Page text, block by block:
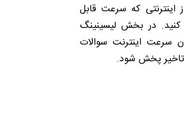
اینترنتی که سرعت قابل
کنید. در بخش لیسینینگ
سرعت اینترنت سوالات
پخش شود.